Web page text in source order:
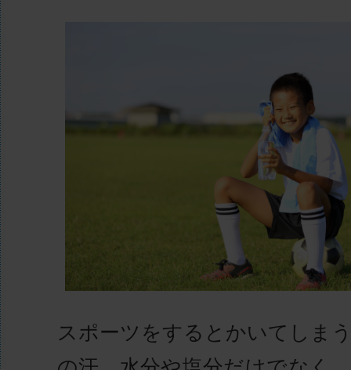
スポーツをするとかいてしま